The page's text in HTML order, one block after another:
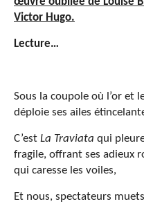
Victor Hugo.
Lecture…
Sous la coupole où l’or et
déploie ses ailes
C’est La Traviata qui
fragile, offrant ses adieux
qui caresse les voiles,
Et nous, spectateurs